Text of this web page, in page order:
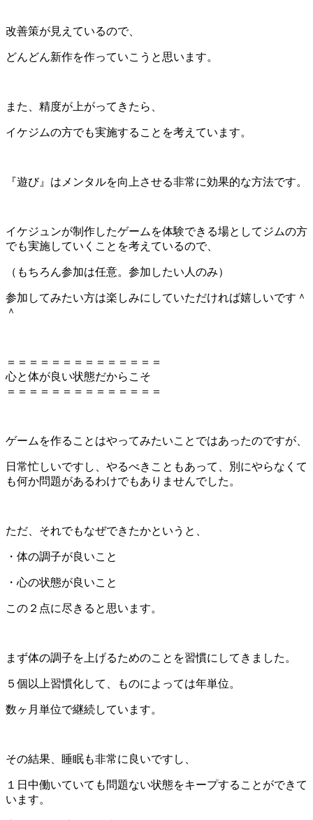
改善策が見えているので、
どんどん新作を作っていこうと思います。
また、精度が上がってきたら、
イケジムの方でも実施することを考えています。
『遊び』はメンタルを向上させる非常に効果的な方法です。
イケジュンが制作したゲームを体験できる場としてジムの方
でも実施していくことを考えているので、
（もちろん参加は任意。参加したい人のみ）
参加してみたい方は楽しみにしていただければ嬉しいです＾
＾
＝＝＝＝＝＝＝＝＝＝＝＝＝＝
心と体が良い状態だからこそ
＝＝＝＝＝＝＝＝＝＝＝＝＝＝
ゲームを作ることはやってみたいことではあったのですが、
日常忙しいですし、やるべきこともあって、別にやらなくて
も何か問題があるわけでもありませんでした。
ただ、それでもなぜできたかというと、
・体の調子が良いこと
・心の状態が良いこと
この２点に尽きると思います。
まず体の調子を上げるためのことを習慣にしてきました。
５個以上習慣化して、ものによっては年単位。
数ヶ月単位で継続しています。
その結果、睡眠も非常に良いですし、
１日中働いていても問題ない状態をキープすることができて
います。